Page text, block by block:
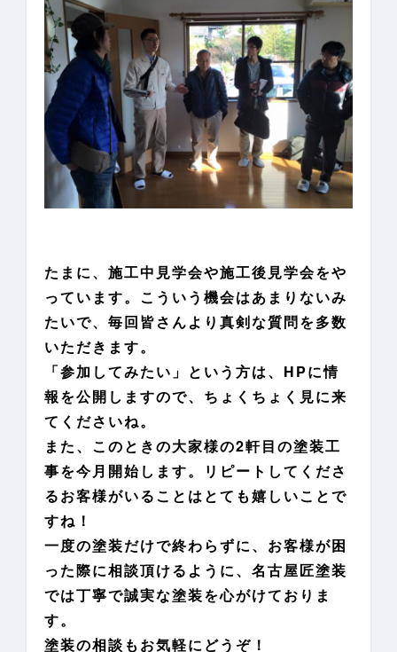
たまに、施工中見学会や施工後見学会をや
っています。こういう機会はあまりないみ
たいで、毎回皆さんより真剣な質問を多数
いただきます。
「参加してみたい」という方は、HPに情
報を公開しますので、ちょくちょく見に来
てくださいね。
また、このときの大家様の2軒目の塗装工
事を今月開始します。リピートしてくださ
るお客様がいることはとても嬉しいことで
すね！
一度の塗装だけで終わらずに、お客様が困
った際に相談頂けるように、名古屋匠塗装
では丁寧で誠実な塗装を心がけておりま
す。
塗装の相談もお気軽にどうぞ！